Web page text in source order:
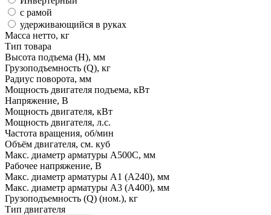
с рамой
удерживающийся в руках
Масса нетто, кг
Тип товара
Высота подъема (H), мм
Грузоподъемность (Q), кг
Радиус поворота, мм
Мощность двигателя подъема, кВт
Напряжение, В
Мощность двигателя, кВт
Мощность двигателя, л.с.
Частота вращения, об/мин
Объём двигателя, см. куб
Макс. диаметр арматуры A500C, мм
Рабочее напряжение, В
Макс. диаметр арматуры A1 (A240), мм
Макс. диаметр арматуры A3 (A400), мм
Грузоподъемность (Q) (ном.), кг
Тип двигателя